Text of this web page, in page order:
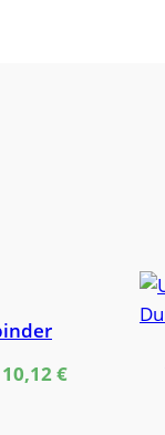
10,12€